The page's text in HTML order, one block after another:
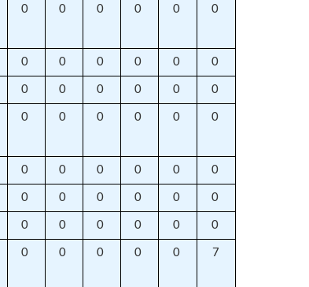
0 0 0 0 0 0
0 0 0 0 0 0
0 0 0 0 0 0
0 0 0 0 0 0
0 0 0 0 0 0
0 0 0 0 0 0
0 0 0 0 0 0
0 0 0 0 0 7